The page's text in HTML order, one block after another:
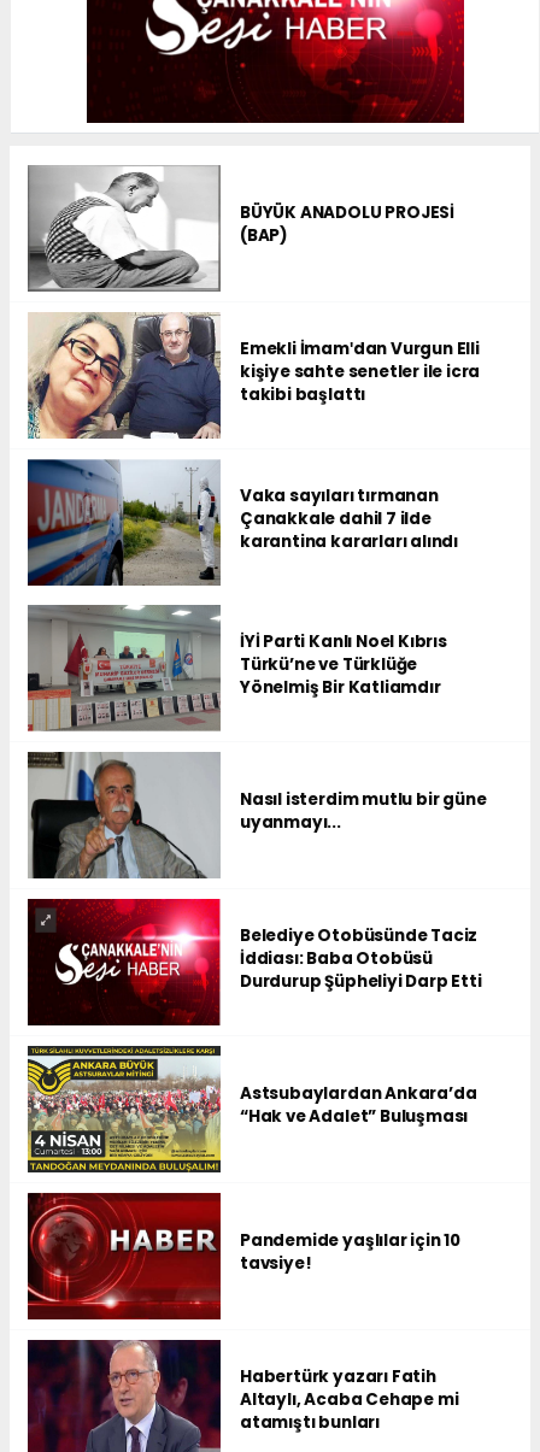
BÜYÜK ANADOLU PROJESİ
(BAP)
Emekli İmamʹdan Vurgun Elli
kişiye sahte senetler ile icra
takibi başlattı
Vaka sayıları tırmanan
Çanakkale dahil 7 ilde
karantina kararları alındı
İYİ Parti Kanlı Noel Kıbrıs
Türkü’ne ve Türklüğe
Yönelmiş Bir Katliamdır
Nasıl isterdim mutlu bir güne
uyanmayı...
Belediye Otobüsünde Taciz
İddiası: Baba Otobüsü
Durdurup Şüpheliyi Darp Etti
Astsubaylardan Ankara’da
“Hak ve Adalet” Buluşması
Pandemide yaşlılar için 10
tavsiye!
Habertürk yazarı Fatih
Altaylı, Acaba Cehape mi
atamıştı bunları